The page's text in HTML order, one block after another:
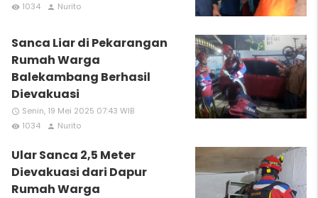
remove_red_eye 1034 person Nurito
Sanca Liar di Pekarangan
Rumah Warga
Balekambang Berhasil
Dievakuasi
access_time Senin, 19 Mei 2025 07:43 WIB
remove_red_eye 1034 person Nurito
Ular Sanca 2,5 Meter
Dievakuasi dari Dapur
Rumah Warga